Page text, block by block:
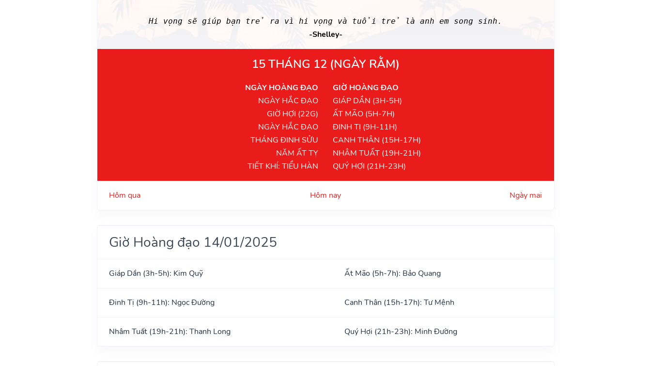
Hi vọng sẽ giúp bạn trẻ ra vì hi vọng và tuổi trẻ là anh em song sinh.
-Shelley-
15 THÁNG 12 (NGÀY RẰM)
NGÀY HOÀNG ĐẠO
NGÀY HẮC ĐẠO
GIỜ HỢI (22G)
NGÀY HẮC ĐẠO
THÁNG ĐINH SỬU
NĂM ẤT TỴ
TIẾT KHÍ: TIỂU HÀN
GIỜ HOÀNG ĐẠO
GIÁP DẦN (3H-5H)
ẤT MÃO (5H-7H)
ĐINH TỊ (9H-11H)
CANH THÂN (15H-17H)
NHÂM TUẤT (19H-21H)
QUÝ HỢI (21H-23H)
Hôm qua Hôm nay Ngày mai
Giờ Hoàng đạo 14/01/2025
Giáp Dần (3h-5h): Kim Quỹ Ất Mão (5h-7h): Bảo Quang
Đinh Tị (9h-11h): Ngọc Đường Canh Thân (15h-17h): Tư Mệnh
Nhâm Tuất (19h-21h): Thanh Long Quý Hợi (21h-23h): Minh Đường